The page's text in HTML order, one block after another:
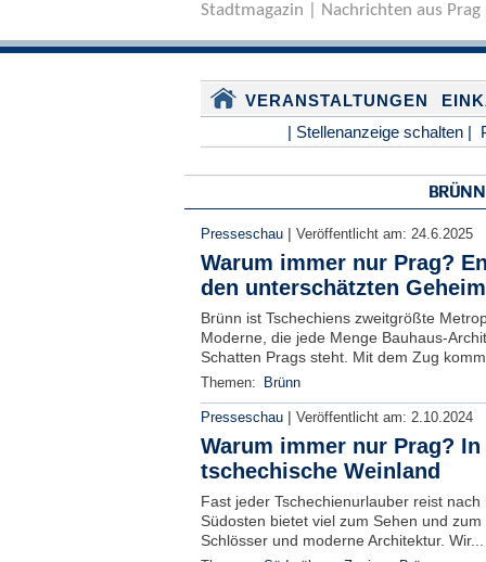
Stadtmagazin | Nachrichten aus Prag
VERANSTALTUNGEN
| Stellenanzeige schalten |
BRÜNN
Presseschau | Veröffentlicht am: 24.6.2025
Warum immer nur Prag?
den unterschätzten
Brünn ist Tschechiens zweitgrößte
Moderne, die jede Menge Bauhaus-
Schatten Prags steht. Mit dem Zug
Themen: Brünn
Presseschau | Veröffentlicht am: 2.10.2024
Warum immer nur Prag?
tschechische Weinland
Fast jeder Tschechienurlauber reist
Südosten bietet viel zum Sehen und
Schlösser und moderne Architektur. Wir...